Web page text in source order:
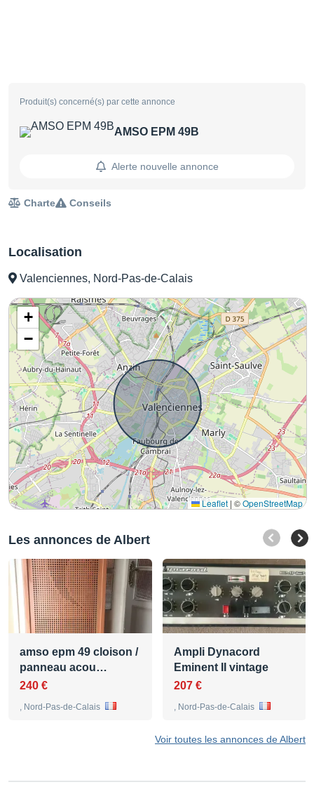
Localisation
Valenciennes, Nord-Pas-de-Calais
+
−
Leaflet | ©OpenStreetMap
Les annonces de Albert
amso epm 49 cloison /
panneau acou…
240 €
, Nord-Pas-de-Calais
Ampli Dynacord
Eminent II vintage
207 €
, Nord-Pas-de-Calais
Voir toutes les annonces de Albert
Produit(s) concerné(s) par cette annonce
AMSO EPM 49B
Alerte nouvelle annonce
Charte Conseils